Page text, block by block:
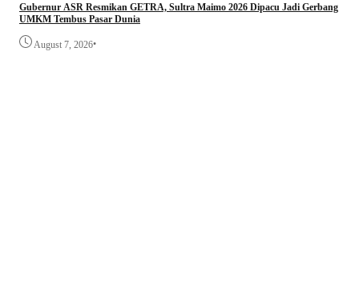
Gubernur ASR Resmikan GETRA, Sultra Maimo 2026 Dipacu Jadi Gerbang
UMKM Tembus Pasar Dunia
August 7, 2026•